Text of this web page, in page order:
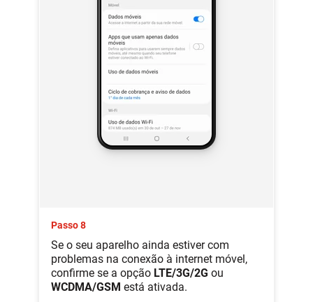
Passo 8
Se o seu aparelho ainda estiver com
problemas na conexão à internet móvel,
confirme se a opção LTE/3G/2G ou
WCDMA/GSM está ativada.